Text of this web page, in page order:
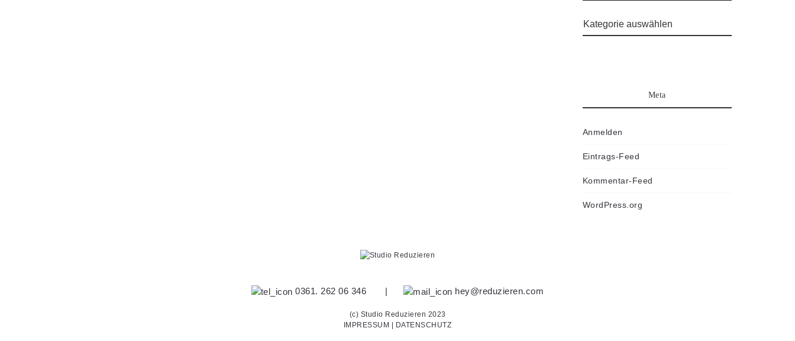
Meta
Anmelden
Eintrags-Feed
Kommentar-Feed
WordPress.org
0361. 262 06 346 | hey@reduzieren.com
(c) Studio Reduzieren 2023
IMPRESSUM | DATENSCHUTZ